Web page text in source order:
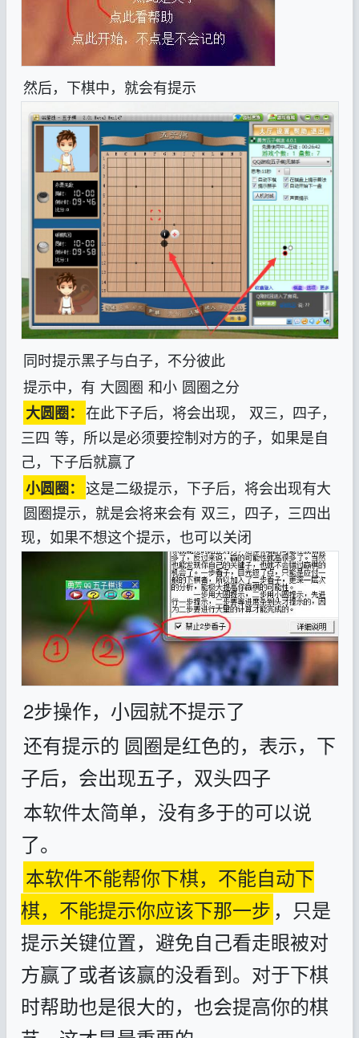
然后，下棋中，就会有提示
同时提示黑子与白子，不分彼此
提示中，有 大圆圈 和小 圆圈之分
大圆圈： 在此下子后，将会出现，
双三，四子，
三四 等，所以是必须要控制对方的子，如果是自
己，下子后就赢了
小圆圈： 这是二级提示，下子后，将会出现有大
圆圈提示，就是会将来会有 双三，四子，三四出
现，如果不想这个提示，也可以关闭
2步操作，小园就不提示了
还有提示的 圆圈是红色的，表示，下
子后，会出现五子，双头四子
本软件太简单，没有多于的可以说
了。
本软件不能帮你下棋，不能自动下
棋，不能提示你应该下那一步 ，只是
提示关键位置，避免自己看走眼被对
方赢了或者该赢的没看到。对于下棋
时帮助也是很大的，也会提高你的棋